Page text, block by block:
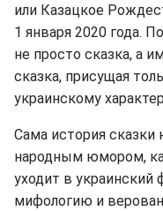
или Казацкое
1 января 2020 года.
не просто сказка, а
сказка, присущая
украинскому
Сама история сказки
народным юмором,
уходит в украинский
мифологию и